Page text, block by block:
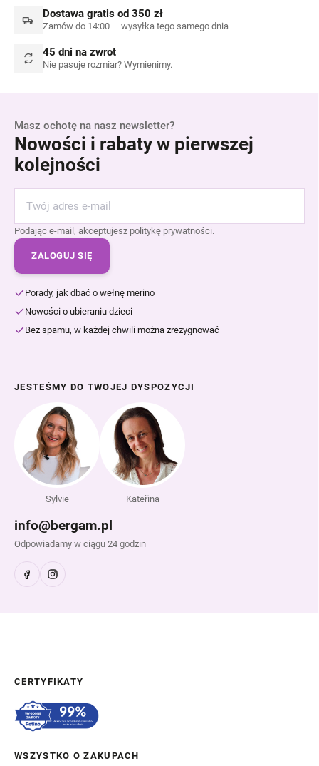
Dostawa gratis od 350 zł
Zamów do 14:00 — wysyłka tego samego dnia
45 dni na zwrot
Nie pasuje rozmiar? Wymienimy.
Masz ochotę na nasz newsletter?
Nowości i rabaty w pierwszej
kolejności
Podając e-mail, akceptujesz politykę prywatności.
ZALOGUJ SIĘ
Porady, jak dbać o wełnę merino
Nowości o ubieraniu dzieci
Bez spamu, w każdej chwili można zrezygnować
JESTEŚMY DO TWOJEJ DYSPOZYCJI
Sylvie Kateřina
info@bergam.pl
Odpowiadamy w ciągu 24 godzin
CERTYFIKATY
WSZYSTKO O ZAKUPACH